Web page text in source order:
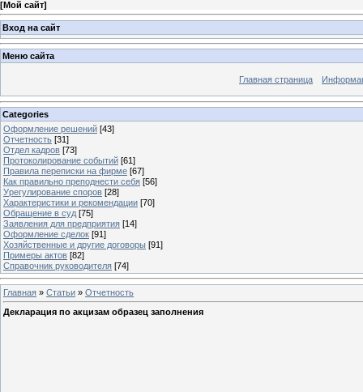
[Мой сайт]
Вход на сайт
Меню сайта
Главная страница
Categories
Оформление решений [43]
Отчетность [31]
Отдел кадров [73]
Протоколирование событий [61]
Правила переписки на фирме [67]
Как правильно преподнести себя [56]
Урегулирование споров [28]
Характеристики и рекомендации [70]
Обращение в суд [75]
Заявления для предприятия [14]
Оформление сделок [91]
Хозяйственные и другие договоры [91]
Примеры актов [82]
Справочник руководителя [74]
Главная » Статьи » Отчетность
Декларация по акцизам образец заполнения